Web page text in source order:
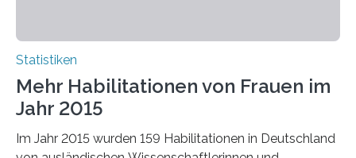
Statistiken
Mehr Habilitationen von Frauen im
Jahr 2015
Im Jahr 2015 wurden 159 Habilitationen in Deutschland